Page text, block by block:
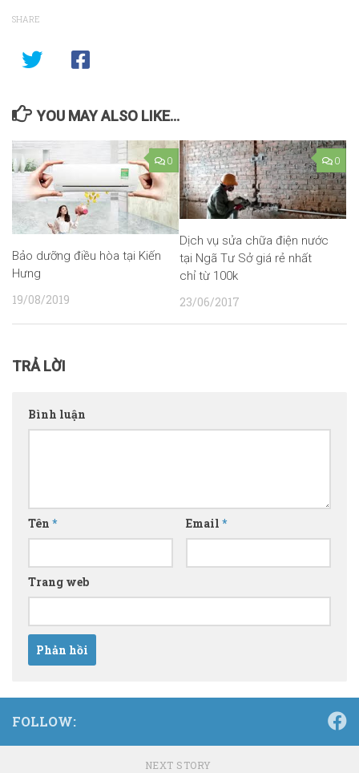
SHARE
YOU MAY ALSO LIKE...
0
Bảo dưỡng điều hòa tại Kiến
Hưng
19/08/2019
0
Dịch vụ sửa chữa điện nước
tại Ngã Tư Sở giá rẻ nhất
chỉ từ 100k
23/06/2017
TRẢ LỜI
Bình luận
Tên * Email *
Trang web
FOLLOW:
NEXT STORY